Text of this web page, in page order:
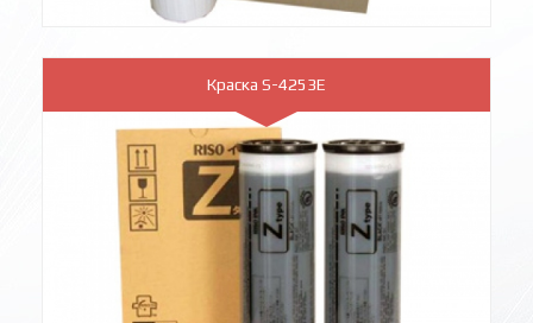
Краска S-4253E